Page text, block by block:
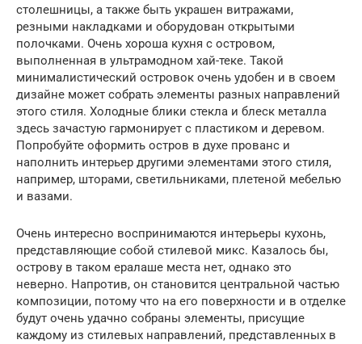
столешницы, а также быть украшен витражами,
резными накладками и оборудован открытыми
полочками. Очень хороша кухня с островом,
выполненная в ультрамодном хай-теке. Такой
минималистический островок очень удобен и в своем
дизайне может собрать элементы разных направлений
этого стиля. Холодные блики стекла и блеск металла
здесь зачастую гармонирует с пластиком и деревом.
Попробуйте оформить остров в духе прованс и
наполнить интерьер другими элементами этого стиля,
например, шторами, светильниками, плетеной мебелью
и вазами.
Очень интересно воспринимаются интерьеры кухонь,
представляющие собой стилевой микс. Казалось бы,
острову в таком ералаше места нет, однако это
неверно. Напротив, он становится центральной частью
композиции, потому что на его поверхности и в отделке
будут очень удачно собраны элементы, присущие
каждому из стилевых направлений, представленных в